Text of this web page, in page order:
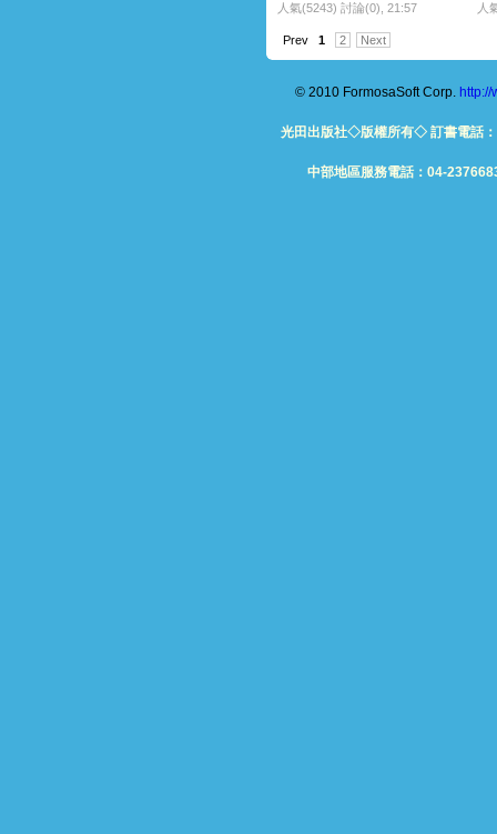
人氣(5243) 討論(0), 21:57 人
Prev 1 2 Next
© 2010 FormosaSoft Corp.
光田出版社◇版權所有◇ 訂書電話
中部地區服務電話：04-